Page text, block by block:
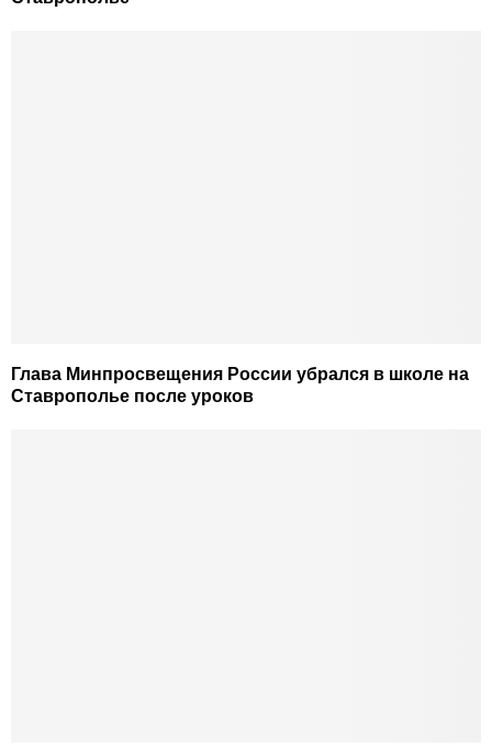
Глава Минпросвещения России убрался в школе на
Ставрополье после уроков